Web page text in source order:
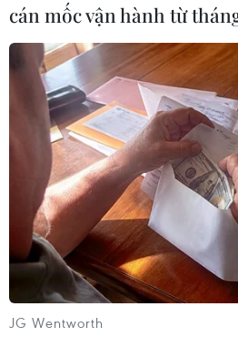
cường phát tin cảnh báo
dông, lốc, sét, lũ quét trên
thanh của địa phương để
phòng tránh./.
cán mốc vận hành từ
JG Wentworth